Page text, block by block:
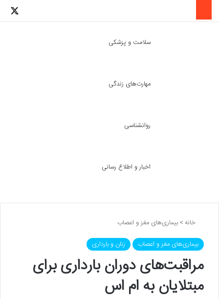
لینکدین
سلامت و پزشکی
مهارت‌های زندگی
روانشناسی
اخبار و اطلاع رسانی
خانه >بیماری‌های مغز و اعصاب
بیماری‌های مغز و اعصاب
زنان و بارداری
مراقبت‌های دوران بارداری برای
مبتلایان به ام اس